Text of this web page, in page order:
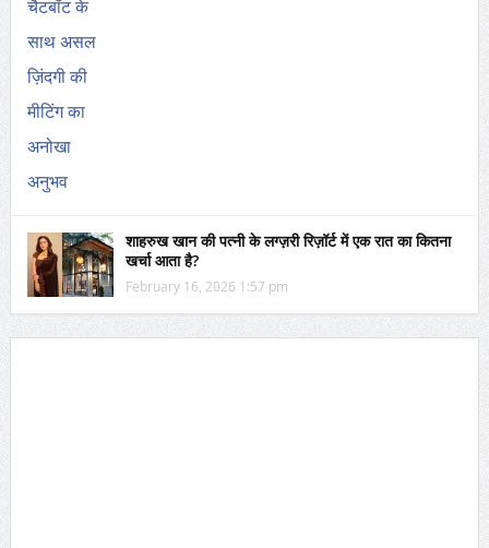
शाहरुख खान की पत्नी के लग्ज़री रिज़ॉर्ट में एक रात का कितना
खर्चा आता है?
February 16, 2026 1:57 pm